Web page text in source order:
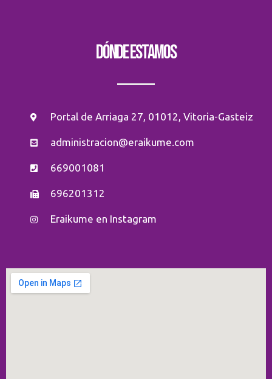
Dónde estamos
Portal de Arriaga 27, 01012, Vitoria-Gasteiz
administracion@eraikume.com
669001081
696201312
Eraikume en Instagram